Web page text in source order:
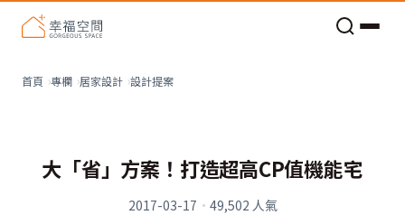
首頁 專欄 居家設計 設計提案
大「省」方案！打造超高CP值機能宅
2017-03-17 · 49,502 人氣